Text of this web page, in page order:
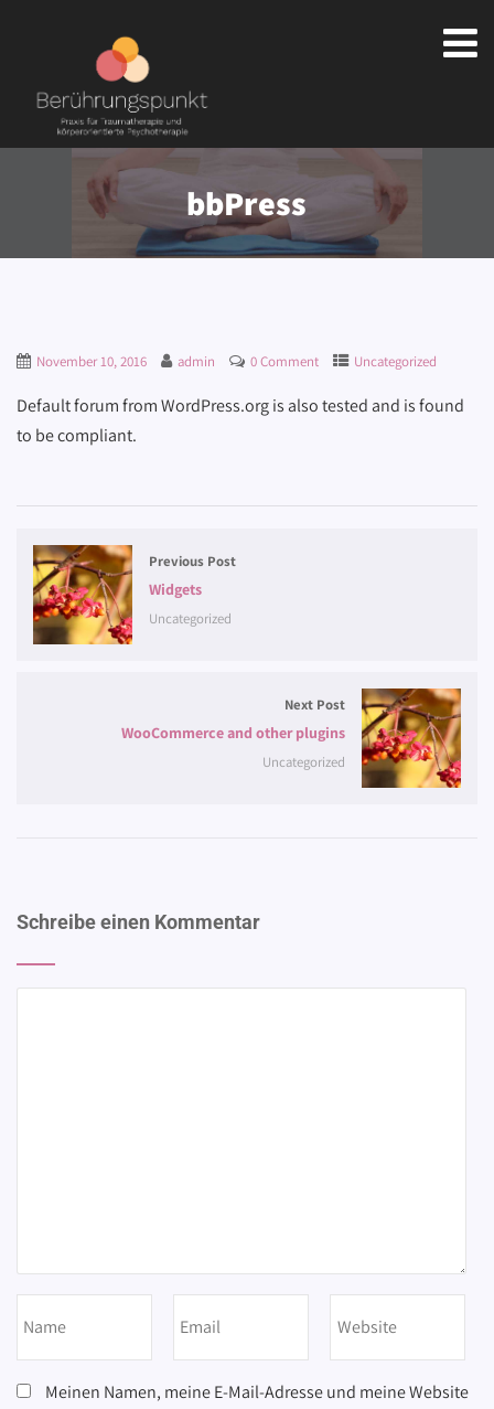
bbPress
November 10, 2016 admin 0 Comment Uncategorized
Default forum from WordPress.org is also tested and is found
to be compliant.
Previous Post
Widgets
Uncategorized
Next Post
WooCommerce and other plugins
Uncategorized
Schreibe einen Kommentar
Meinen Namen, meine E-Mail-Adresse und meine Website